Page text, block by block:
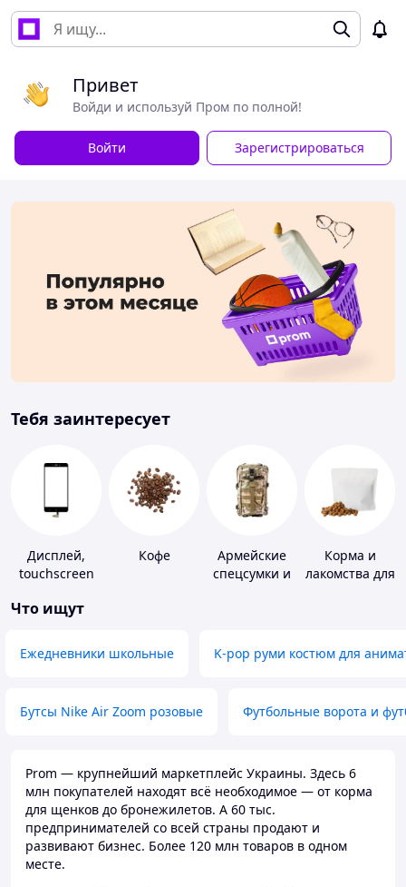
Привет
Войди и используй Пром по полной!
Войти Зарегистрироваться
Тебя заинтересует
Дисплей,
touchscreen
телефонов
Кофе
Армейские
спецсумки и
Корма и
лакомства для
Что ищут
Ежедневники школьные K-pop руми костюм для
Бутсы Nike Air Zoom розовые Футбольные ворота и
Prom — крупнейший маркетплейс Украины. Здесь 6
млн покупателей находят всё необходимое — от корма
для щенков до бронежилетов. А 60 тыс.
предпринимателей со всей страны продают и
развивают бизнес. Более 120 млн товаров в одном
месте.